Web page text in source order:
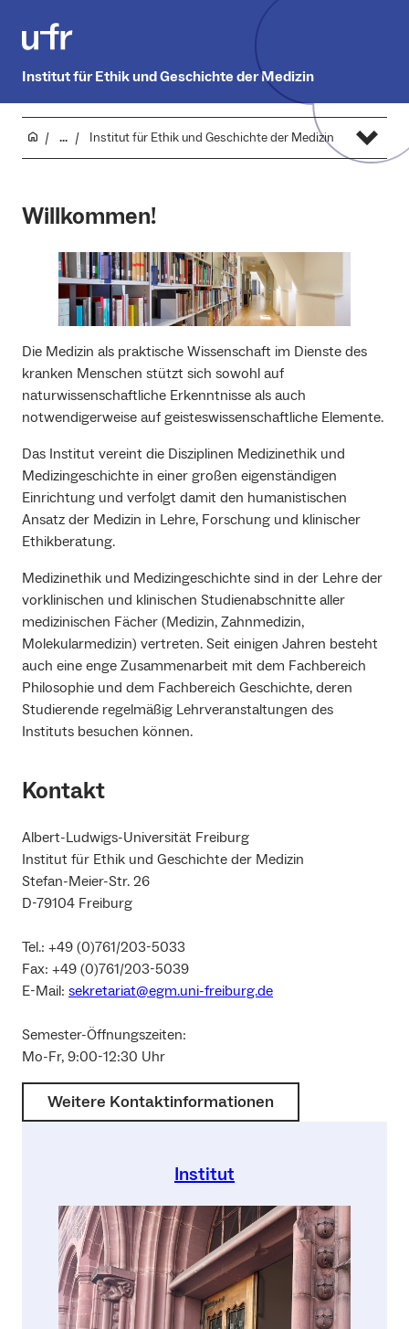
Institut für Ethik und Geschichte der Medizin
... Institut für Ethik und Geschichte der Medizin
Willkommen!
Die Medizin als praktische Wissenschaft im Dienste des
kranken Menschen stützt sich sowohl auf
naturwissenschaftliche Erkenntnisse als auch
notwendigerweise auf geisteswissenschaftliche Elemente.
Das Institut vereint die Disziplinen Medizinethik und
Medizingeschichte in einer großen eigenständigen
Einrichtung und verfolgt damit den humanistischen
Ansatz der Medizin in Lehre, Forschung und klinischer
Ethikberatung.
Medizinethik und Medizingeschichte sind in der Lehre der
vorklinischen und klinischen Studienabschnitte aller
medizinischen Fächer (Medizin, Zahnmedizin,
Molekularmedizin) vertreten. Seit einigen Jahren besteht
auch eine enge Zusammenarbeit mit dem Fachbereich
Philosophie und dem Fachbereich Geschichte, deren
Studierende regelmäßig Lehrveranstaltungen des
Instituts besuchen können.
Kontakt
Albert-Ludwigs-Universität Freiburg
Institut für Ethik und Geschichte der Medizin
Stefan-Meier-Str. 26
D-79104 Freiburg
Tel.: +49 (0)761/203-5033
Fax: +49 (0)761/203-5039
E-Mail: sekretariat@egm.uni-freiburg.de
Semester-Öffnungszeiten:
Mo-Fr, 9:00-12:30 Uhr
Weitere Kontaktinformationen
Institut